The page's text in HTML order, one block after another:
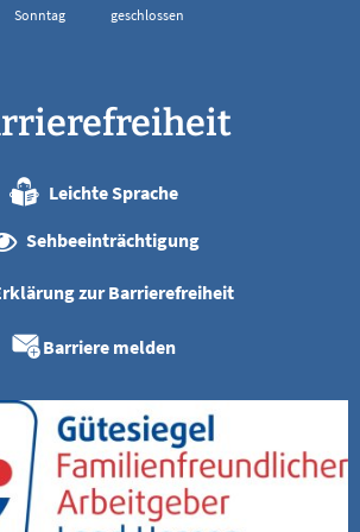
Sonntag
geschlossen
Leichte Sprache
Sehbeeinträchtigung
zur Barrierefreiheit
Barriere melden